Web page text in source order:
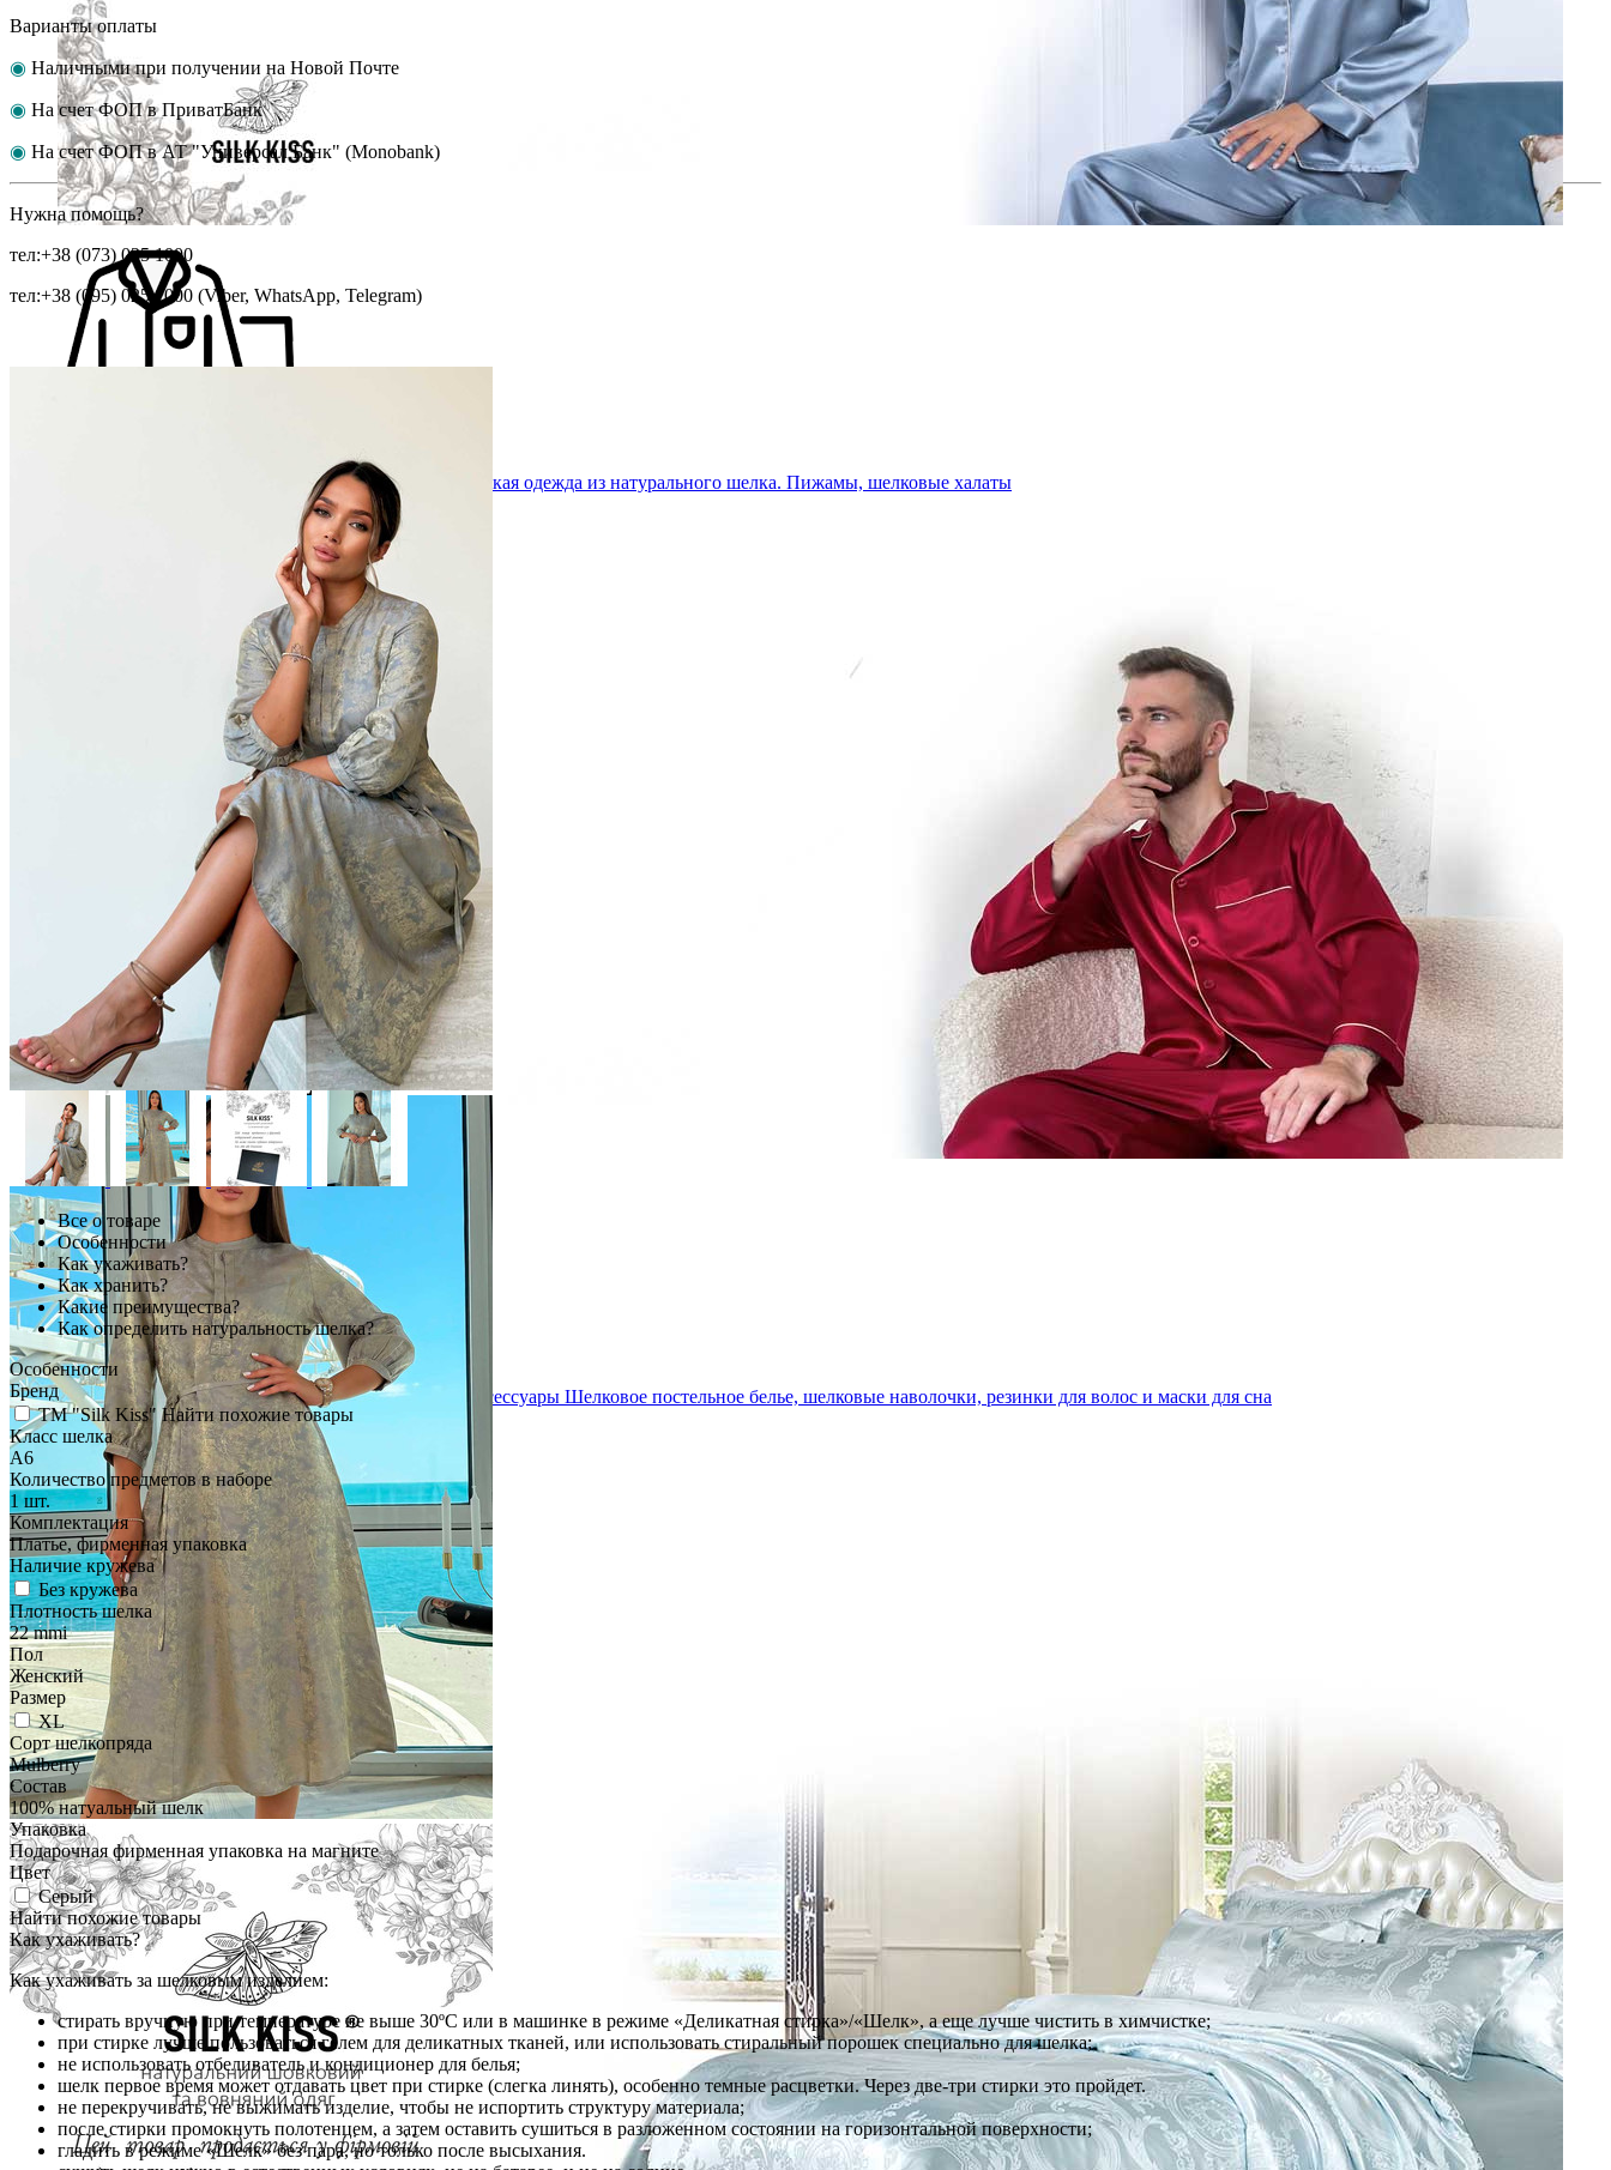
Мужская одежда
Мужская одежда из натурального шелка. Пижамы, шелковые халаты
Постельное белье и аксессуары Шелковое постельное белье, шелковые наволочки, резинки для волос и маски для сна
Шелковые резинки для волос
Маски для сна шелковые
Комплекты постельного белья из шелка
Шелковые наволочки для подушек
Шелковые простыни
Шелковые пододеяльники
Одеяла из натурального шелка
Хустки шовкові
Тюрбан шовковий
Варианты оплаты
◉ Наличными при получении на Новой Почте
◉ На счет ФОП в ПриватБанк
◉ На счет ФОП в АТ "Универсал Банк" (Monobank)
Нужна помощь?
тел:+38 (073) 025 1000
тел:+38 (095) 025 1000 (Viber, WhatsApp, Telegram)
Все о товаре
Особенности
Как ухаживать?
Как хранить?
Какие преимущества?
Как определить натуральность шелка?
Особенности
Бренд
TM "Silk Kiss"Найти похожие товары
Класс шелка
A6
Количество предметов в наборе
1 шт.
Комплектация
Платье, фирменная упаковка
Наличие кружева
Без кружева
Плотность шелка
22 mmi
Пол
Женский
Размер
XL
Сорт шелкопряда
Mulberry
Состав
100% натуальный шелк
Упаковка
Подарочная фирменная упаковка на магните
Цвет
Серый
Найти похожие товары
Как ухаживать?
Как ухаживать за шелковым изделием:
стирать вручную при температуре не выше 30ºС или в машинке в режиме «Деликатная стирка»/«Шелк», а еще лучше чистить в химчистке;
при стирке лучше пользоваться гелем для деликатных тканей, или использовать стиральный порошек специально для шелка;
не использовать отбеливатель и кондиционер для белья;
шелк первое время может отдавать цвет при стирке (слегка линять), особенно темные расцветки. Через две-три стирки это пройдет.
не перекручивать, не выжимать изделие, чтобы не испортить структуру материала;
после стирки промокнуть полотенцем, а затем оставить сушиться в разложенном состоянии на горизонтальной поверхности;
гладить в режиме «Шелк» без пара, но только после высыхания.